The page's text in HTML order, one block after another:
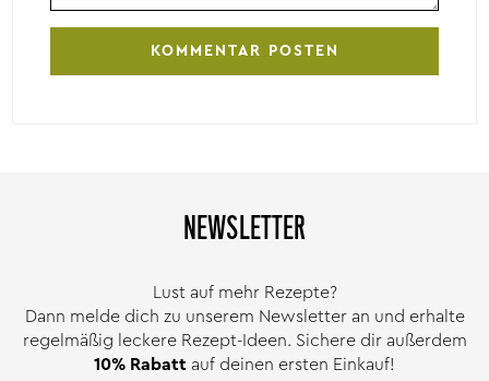
NEWSLETTER
Lust auf mehr Rezepte?
Dann melde dich zu unserem Newsletter an und erhalte
regelmäßig leckere Rezept-Ideen. Sichere dir außerdem
10% Rabatt auf deinen ersten Einkauf!